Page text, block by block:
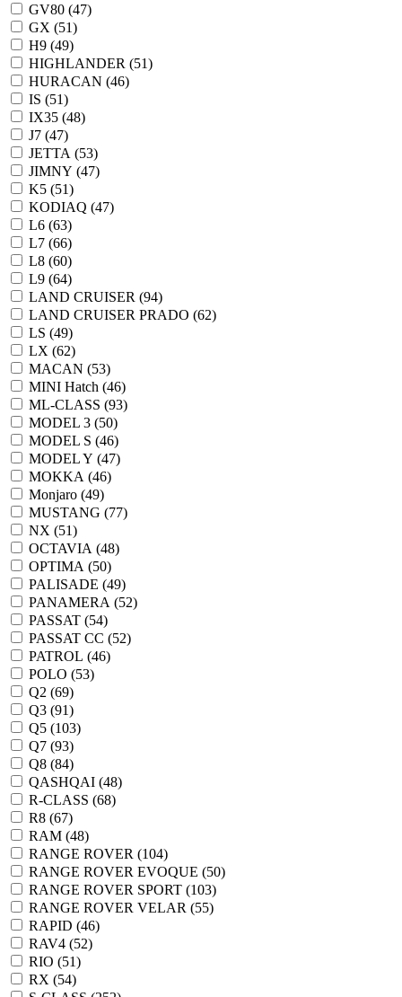
GV80 (47)
GX (51)
H9 (49)
HIGHLANDER (51)
HURACAN (46)
IS (51)
IX35 (48)
J7 (47)
JETTA (53)
JIMNY (47)
K5 (51)
KODIAQ (47)
L6 (63)
L7 (66)
L8 (60)
L9 (64)
LAND CRUISER (94)
LAND CRUISER PRADO (62)
LS (49)
LX (62)
MACAN (53)
MINI Hatch (46)
ML-CLASS (93)
MODEL 3 (50)
MODEL S (46)
MODEL Y (47)
MOKKA (46)
Monjaro (49)
MUSTANG (77)
NX (51)
OCTAVIA (48)
OPTIMA (50)
PALISADE (49)
PANAMERA (52)
PASSAT (54)
PASSAT CC (52)
PATROL (46)
POLO (53)
Q2 (69)
Q3 (91)
Q5 (103)
Q7 (93)
Q8 (84)
QASHQAI (48)
R-CLASS (68)
R8 (67)
RAM (48)
RANGE ROVER (104)
RANGE ROVER EVOQUE (50)
RANGE ROVER SPORT (103)
RANGE ROVER VELAR (55)
RAPID (46)
RAV4 (52)
RIO (51)
RX (54)